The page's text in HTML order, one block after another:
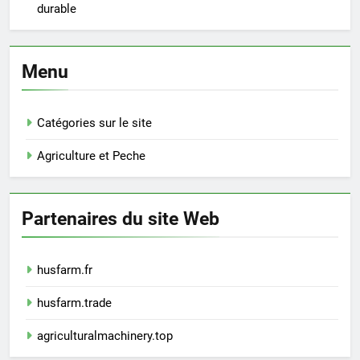
durable
Menu
Catégories sur le site
Agriculture et Peche
Partenaires du site Web
husfarm.fr
husfarm.trade
agriculturalmachinery.top